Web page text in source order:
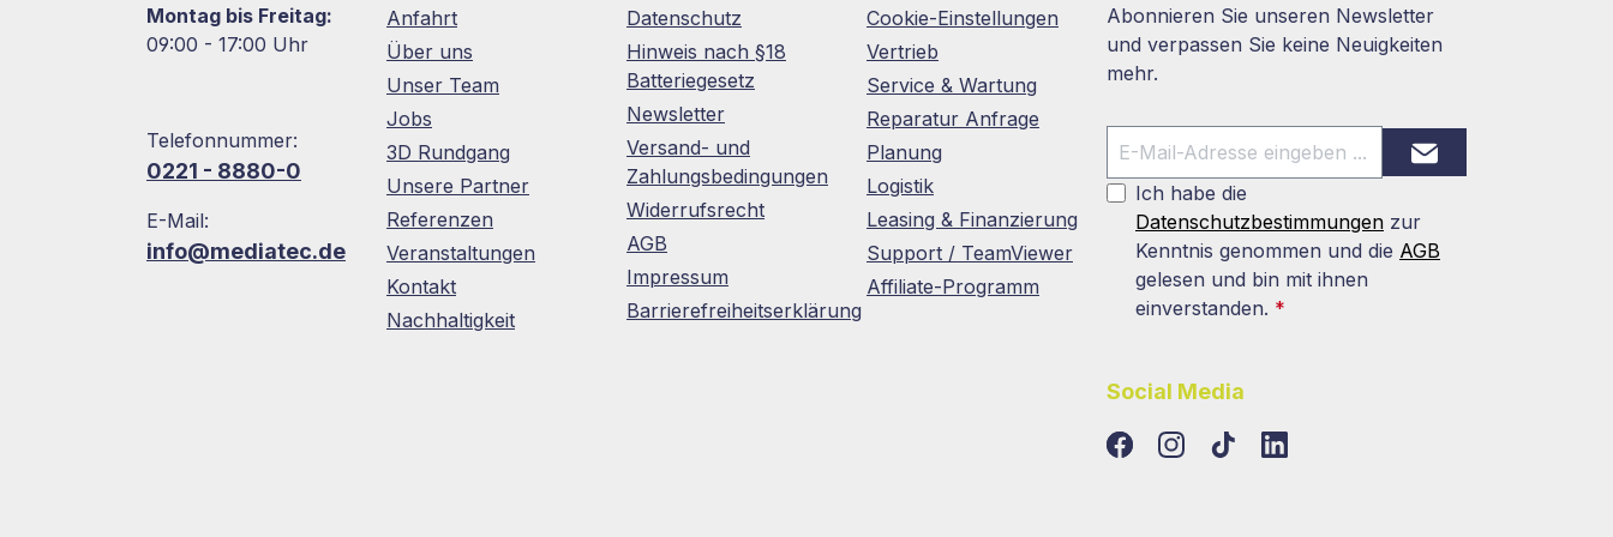
Montag bis Freitag:
09:00 - 17:00 Uhr
Telefonnummer:
0221 - 8880-0
E-Mail:
info@mediatec.de
Anfahrt
Über uns
Unser Team
Jobs
3D Rundgang
Unsere Partner
Referenzen
Veranstaltungen
Kontakt
Nachhaltigkeit
Datenschutz
Hinweis nach §18
Batteriegesetz
Newsletter
Versand- und
Zahlungsbedingungen
Widerrufsrecht
AGB
Impressum
Barrierefreiheitserklärung
Cookie-Einstellungen
Vertrieb
Service & Wartung
Reparatur Anfrage
Planung
Logistik
Leasing & Finanzierung
Support / TeamViewer
Affiliate-Programm
Abonnieren Sie unseren Newsletter
und verpassen Sie keine Neuigkeiten
mehr.
Ich habe die
Datenschutzbestimmungen zur
Kenntnis genommen und die AGB
gelesen und bin mit ihnen
einverstanden. *
Social Media
TikTokLinkedIn